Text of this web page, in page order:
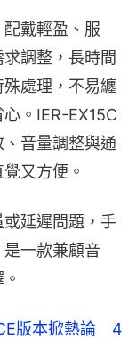
戴輕盈、服
調整，長時間
處理，不易纏
。IER-EX15C
音量調整與通
又方便。
延遲問題，手
一款兼顧音
版本掀熱論 4